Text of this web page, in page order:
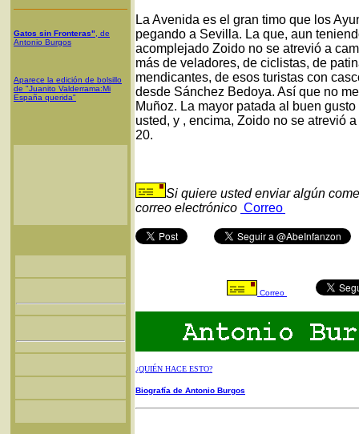
Gatos sin Fronteras" , de
Antonio Burgos
Aparece la edición de bolsillo
de "Juanito Valderrama:Mi
España querida"
La Avenida es el gran timo que los
pegando a Sevilla. La que, aun
acomplejado Zoido no se atrevió a
más de veladores, de ciclistas, de
mendicantes, de esos turistas con
desde Sánchez Bedoya. Así que no
Muñoz. La mayor patada al buen
usted, y , encima, Zoido no se atrevió
20.
Si quiere usted enviar algún
correo electrónico Correo
Correo
¿QUIÉN HACE ESTO?
Biografía de Antonio Burgos